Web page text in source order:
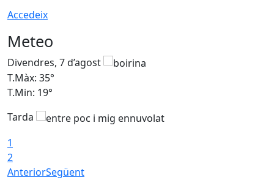
Accedeix
Meteo
Divendres, 7 d’agost
T.Màx: 35°
T.Min: 19°
Tarda
1
2
AnteriorSegüent